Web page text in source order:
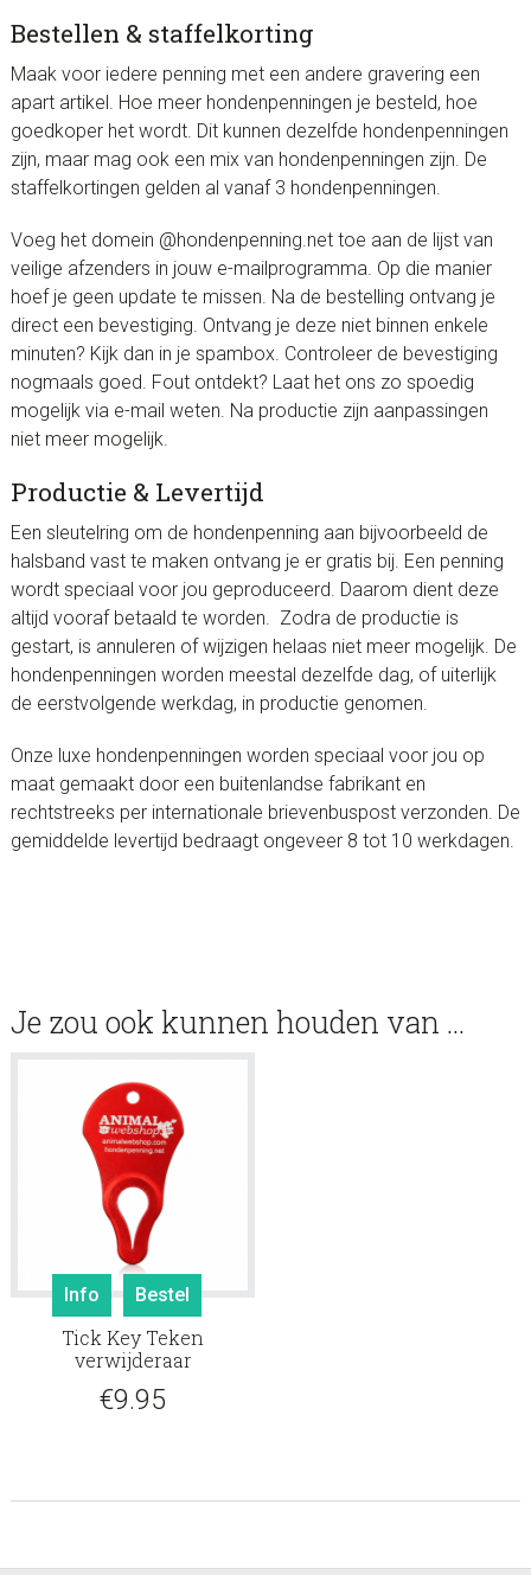
Bestellen & staffelkorting
Maak voor iedere penning met een andere gravering een
apart artikel. Hoe meer hondenpenningen je besteld, hoe
goedkoper het wordt. Dit kunnen dezelfde hondenpenningen
zijn, maar mag ook een mix van hondenpenningen zijn. De
staffelkortingen gelden al vanaf 3 hondenpenningen.
Voeg het domein @hondenpenning.net toe aan de lijst van
veilige afzenders in jouw e-mailprogramma. Op die manier
hoef je geen update te missen. Na de bestelling ontvang je
direct een bevestiging. Ontvang je deze niet binnen enkele
minuten? Kijk dan in je spambox. Controleer de bevestiging
nogmaals goed. Fout ontdekt? Laat het ons zo spoedig
mogelijk via e-mail weten. Na productie zijn aanpassingen
niet meer mogelijk.
Productie & Levertijd
Een sleutelring om de hondenpenning aan bijvoorbeeld de
halsband vast te maken ontvang je er gratis bij. Een penning
wordt speciaal voor jou geproduceerd. Daarom dient deze
altijd vooraf betaald te worden. Zodra de productie is
gestart, is annuleren of wijzigen helaas niet meer mogelijk. De
hondenpenningen worden meestal dezelfde dag, of uiterlijk
de eerstvolgende werkdag, in productie genomen.
Onze luxe hondenpenningen worden speciaal voor jou op
maat gemaakt door een buitenlandse fabrikant en
rechtstreeks per internationale brievenbuspost verzonden. De
gemiddelde levertijd bedraagt ongeveer 8 tot 10 werkdagen.
Je zou ook kunnen houden van …
Info Bestel
Tick Key Teken
verwijderaar
€9.95